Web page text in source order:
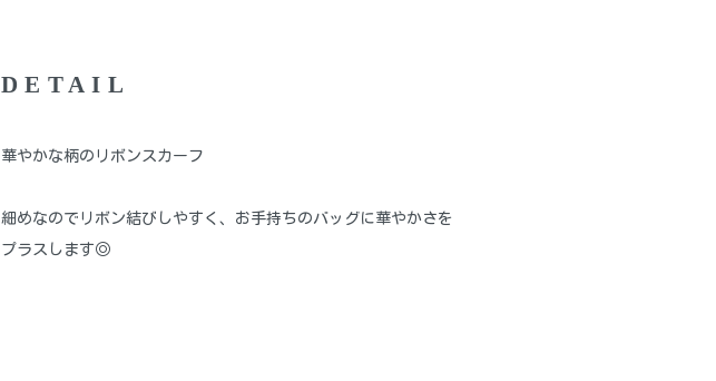
DETAIL
華やかな柄のリボンスカーフ
細めなのでリボン結びしやすく、お手持ちのバッグに華やかさを
プラスします◎